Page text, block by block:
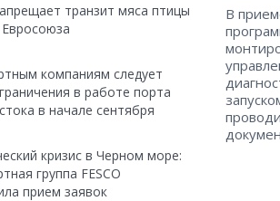
транзит мяса птицы
компаниям следует
в работе порта
в начале сентября
кризис в Черном море:
группа FESCO
прием заявок
В